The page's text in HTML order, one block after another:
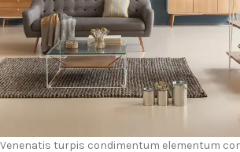
Venenatis turpis condimentum elementum